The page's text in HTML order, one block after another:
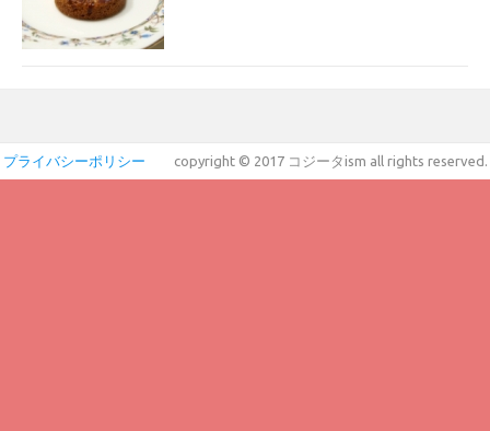
プライバシーポリシー copyright © 2017 コジータism all rights reserved.